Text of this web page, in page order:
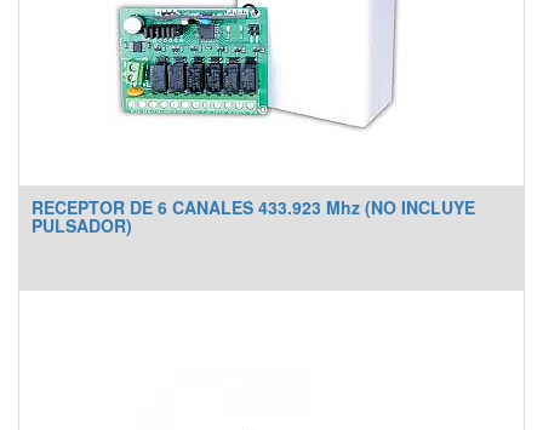
RECEPTOR DE 6 CANALES 433.923 Mhz (NO INCLUYE
PULSADOR)